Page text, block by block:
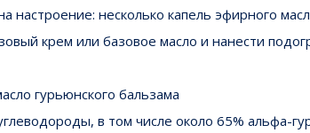
настроение: несколько капель эфирного
крем или базовое масло и нанести
гурьюнского бальзама
в том числе около 65%